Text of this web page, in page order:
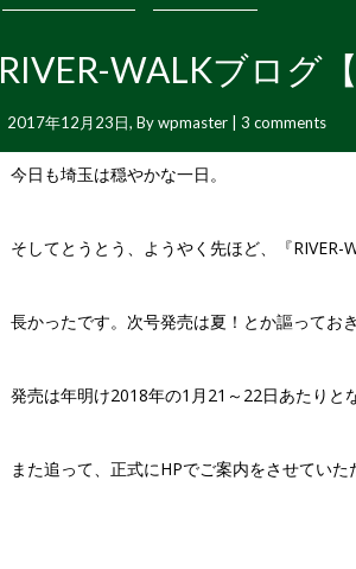
RIVER-WALKブログ
2017年12月23日, Bywpmaster | 3 comments
今日も埼玉は穏やかな一日。
そしてとうとう、ようやく先ほど、『RIVER-
長かったです。次号発売は夏！とか謳ってお
発売は年明け2018年の1月21～22日あたりと
また追って、正式にHPでご案内をさせていた